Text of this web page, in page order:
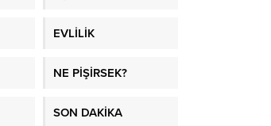
EVLİLİK
NE PİŞİRSEK?
SON DAKİKA